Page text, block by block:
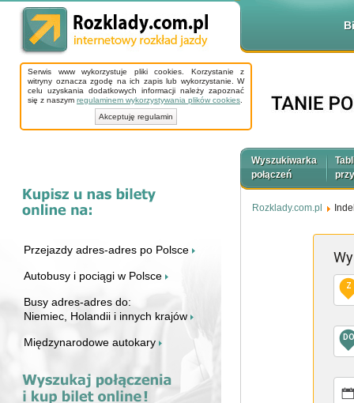
Serwis www wykorzystuje pliki cookies. Korzystanie z
witryny oznacza zgodę na ich zapis lub wykorzystanie. W
celu uzyskania dodatkowych informacji należy zapoznać
się z naszym regulaminem wykorzystywania plików cookies
Akceptuję regulamin
Przejazdy adres-adres po Polsce
Autobusy i pociągi w Polsce
Busy adres-adres do:
Niemiec, Holandii i innych krajów
Międzynarodowe autokary
Wyszukiwarka
połączeń
Rozklady.com.pl
Z
DO